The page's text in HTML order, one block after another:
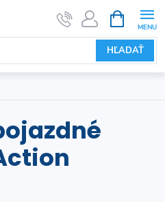
HĽADAŤ
KOŠÍK